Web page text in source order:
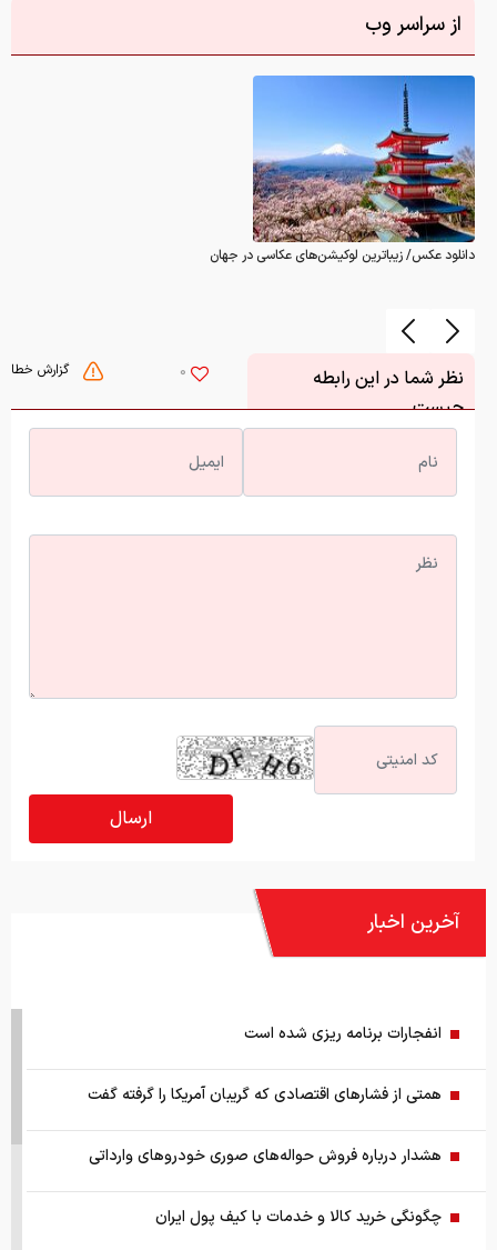
از سراسر وب
دانلود عکس/ زیباترین لوکیشن‌های عکاسی در جهان
گزارش خطا 0
نظر شما در این رابطه
چیست
آخرین اخبار
انفجارات برنامه ریزی شده است
همتی از فشارهای اقتصادی که گریبان آمریکا را گرفته گفت
هشدار درباره فروش حواله‌های صوری خودروهای وارداتی
چگونگی خرید کالا و خدمات با کیف پول ایران